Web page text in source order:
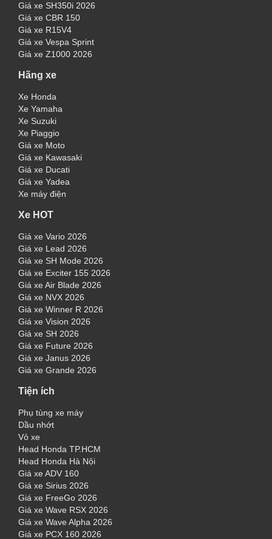
Giá xe SH350i 2026
Giá xe CBR 150
Giá xe R15V4
Giá xe Vespa Sprint
Giá xe Z1000 2026
Hãng xe
Xe Honda
Xe Yamaha
Xe Suzuki
Xe Piaggio
Giá xe Moto
Giá xe Kawasaki
Giá xe Ducati
Giá xe Yadea
Xe máy điện
Xe HOT
Giá xe Vario 2026
Giá xe Lead 2026
Giá xe SH Mode 2026
Giá xe Exciter 155 2026
Giá xe Air Blade 2026
Giá xe NVX 2026
Giá xe Winner R 2026
Giá xe Vision 2026
Giá xe SH 2026
Giá xe Future 2026
Giá xe Janus 2026
Giá xe Grande 2026
Tiện ích
Phụ tùng xe máy
Dầu nhớt
Vỏ xe
Head Honda TP.HCM
Head Honda Hà Nội
Giá xe ADV 160
Giá xe Sirius 2026
Giá xe FreeGo 2026
Giá xe Wave RSX 2026
Giá xe Wave Alpha 2026
Giá xe PCX 160 2026